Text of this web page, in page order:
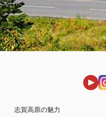
志賀高原の魅力